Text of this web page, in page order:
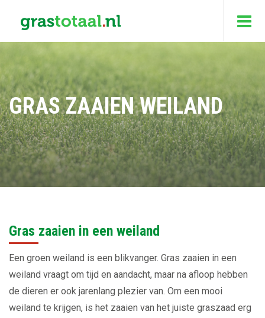
GRAS ZAAIEN WEILAND
Gras zaaien in een weiland
Een groen weiland is een blikvanger. Gras zaaien in een
weiland vraagt om tijd en aandacht, maar na afloop hebben
de dieren er ook jarenlang plezier van. Om een mooi
weiland te krijgen, is het zaaien van het juiste graszaad erg